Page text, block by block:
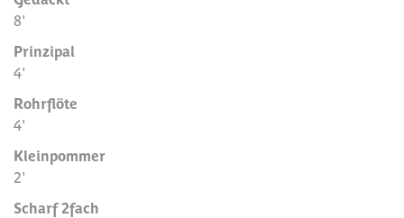
8'
Prinzipal
4'
Rohrflöte
4'
Kleinpommer
2'
Scharf 2fach